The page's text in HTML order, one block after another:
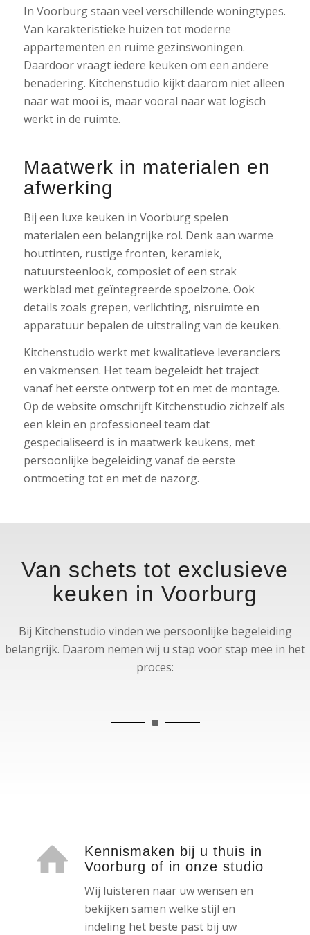
In Voorburg staan veel verschillende woningtypes.
Van karakteristieke huizen tot moderne
appartementen en ruime gezinswoningen.
Daardoor vraagt iedere keuken om een andere
benadering. Kitchenstudio kijkt daarom niet alleen
naar wat mooi is, maar vooral naar wat logisch
werkt in de ruimte.
Maatwerk in materialen en
afwerking
Bij een luxe keuken in Voorburg spelen
materialen een belangrijke rol. Denk aan warme
houttinten, rustige fronten, keramiek,
natuursteenlook, composiet of een strak
werkblad met geïntegreerde spoelzone. Ook
details zoals grepen, verlichting, nisruimte en
apparatuur bepalen de uitstraling van de keuken.
Kitchenstudio werkt met kwalitatieve leveranciers
en vakmensen. Het team begeleidt het traject
vanaf het eerste ontwerp tot en met de montage.
Op de website omschrijft Kitchenstudio zichzelf als
een klein en professioneel team dat
gespecialiseerd is in maatwerk keukens, met
persoonlijke begeleiding vanaf de eerste
ontmoeting tot en met de nazorg.
Van schets tot exclusieve
keuken in Voorburg
Bij Kitchenstudio vinden we persoonlijke begeleiding
belangrijk. Daarom nemen wij u stap voor stap mee in het
proces:
Kennismaken bij u thuis in
Voorburg of in onze studio
Wij luisteren naar uw wensen en
bekijken samen welke stijl en
indeling het beste past bij uw